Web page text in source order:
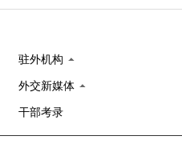
驻外机构
外交新媒体
干部考录